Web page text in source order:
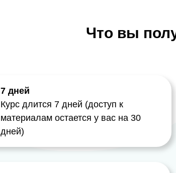
7 дней
Курс длится 7 дней (доступ к
материалам остается у вас на 30
дней)
Что вы